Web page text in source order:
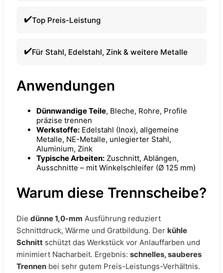
Top Preis-Leistung
Für Stahl, Edelstahl, Zink & weitere Metalle
Anwendungen
Dünnwandige Teile, Bleche, Rohre, Profile
präzise trennen
Werkstoffe: Edelstahl (Inox), allgemeine
Metalle, NE-Metalle, unlegierter Stahl,
Aluminium, Zink
Typische Arbeiten: Zuschnitt, Ablängen,
Ausschnitte – mit Winkelschleifer (Ø 125 mm)
Warum diese Trennscheibe?
Die dünne 1,0-mm Ausführung reduziert
Schnittdruck, Wärme und Gratbildung. Der kühle
Schnitt schützt das Werkstück vor Anlauffarben und
minimiert Nacharbeit. Ergebnis: schnelles, sauberes
Trennen bei sehr gutem Preis-Leistungs-Verhältnis.